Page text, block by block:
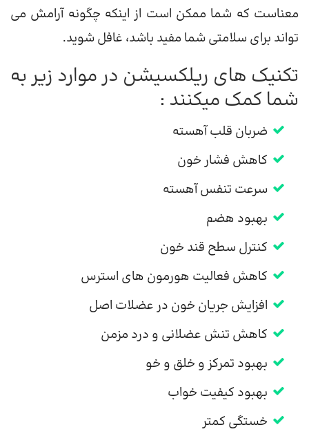
معناست که شما ممکن است از اینکه چگونه آرامش می
تواند برای سلامتی شما مفید باشد، غافل شوید.
تکنیک های ریلکسیشن در موارد زیر به
شما کمک میکنند :
ضربان قلب آهسته
کاهش فشار خون
سرعت تنفس آهسته
بهبود هضم
کنترل سطح قند خون
کاهش فعالیت هورمون های استرس
افزایش جریان خون در عضلات اصل
کاهش تنش عضلانی و درد مزمن
بهبود تمرکز و خلق و خو
بهبود کیفیت خواب
خستگی کمتر